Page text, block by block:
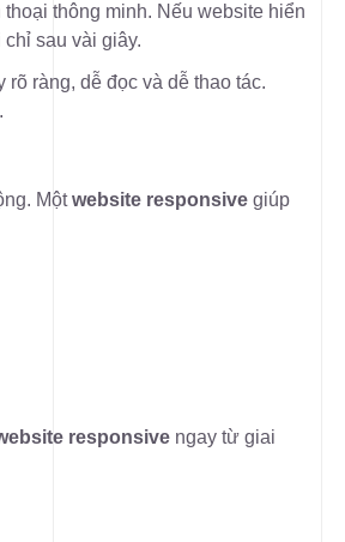
thông minh. Nếu website hiển
sau vài giây.
ràng, dễ đọc và dễ thao tác.
Mộtwebsite responsive giúp
responsive ngay từ giai